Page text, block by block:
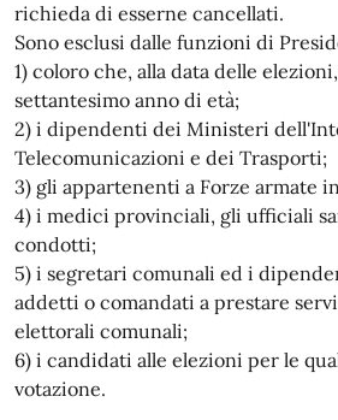
richieda di esserne cancellati.
Sono esclusi dalle funzioni di
1) coloro che, alla data delle
settantesimo anno di età;
2) i dipendenti dei Ministeri
Telecomunicazioni e dei Trasporti;
3) gli appartenenti a Forze armate
4) i medici provinciali, gli ufficiali
condotti;
5) i segretari comunali ed i
addetti o comandati a prestare
elettorali comunali;
6) i candidati alle elezioni per le
votazione.